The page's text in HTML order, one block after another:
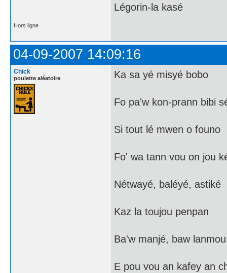
Légorin-la kasé
Hors ligne
04-09-2007 14:09:16
Chick
poulette aléatoire Ka sa yé misyé bobo
Fo pa'w kon-prann bibi
Si tout lé mwen o founo
Fo' wa tann vou on jou
Nétwayé, baléyé, astiké
Kaz la toujou penpan
Ba'w manjé, baw lanmou
E pou vou an kafey an